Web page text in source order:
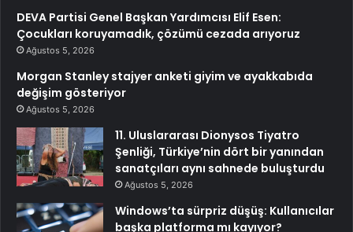
DEVA Partisi Genel Başkan Yardımcısı Elif Esen:
Çocukları koruyamadık, çözümü cezada arıyoruz
Ağustos 5, 2026
Morgan Stanley stajyer anketi giyim ve ayakkabıda
değişim gösteriyor
Ağustos 5, 2026
11. Uluslararası Dionysos Tiyatro
Şenliği, Türkiye’nin dört bir yanından
sanatçıları aynı sahnede buluşturdu
Ağustos 5, 2026
Windows’ta sürpriz düşüş: Kullanıcılar
başka platforma mı kayıyor?